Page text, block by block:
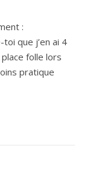
:
que j’en ai 4
folle lors
pratique